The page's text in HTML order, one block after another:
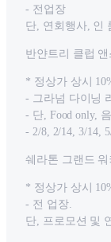
- 전업장
단, 연회행사, 인
반얀트리 클럽
* 정상가 상시
- 그라넘 다이닝
- 단, Food only,
- 2/8, 2/14, 3/14,
쉐라톤 그랜드
* 정상가 상시
- 전 업장.
단, 프로모션 및